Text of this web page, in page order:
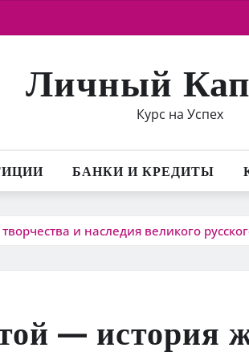
Личный
Курс на Успех
БАНКИ И КРЕДИТЫ
и наследия великого
— история